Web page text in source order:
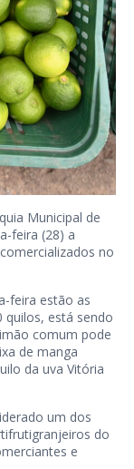
Municipal de
feira (28) a
no
feira estão as
está sendo
comum pode
de manga
da uva Vitória
um dos
do
e